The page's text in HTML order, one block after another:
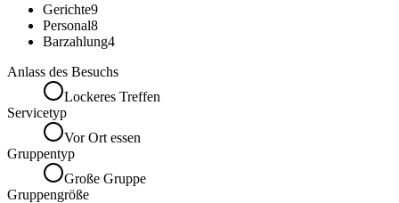
Gerichte9
Personal8
Barzahlung4
Anlass des Besuchs
Lockeres Treffen
Servicetyp
Vor Ort essen
Gruppentyp
Große Gruppe
Gruppengröße